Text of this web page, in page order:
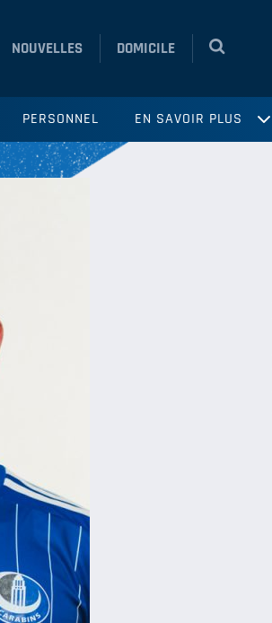
NOUVELLES DOMICILE
PERSONNEL EN SAVOIR PLUS